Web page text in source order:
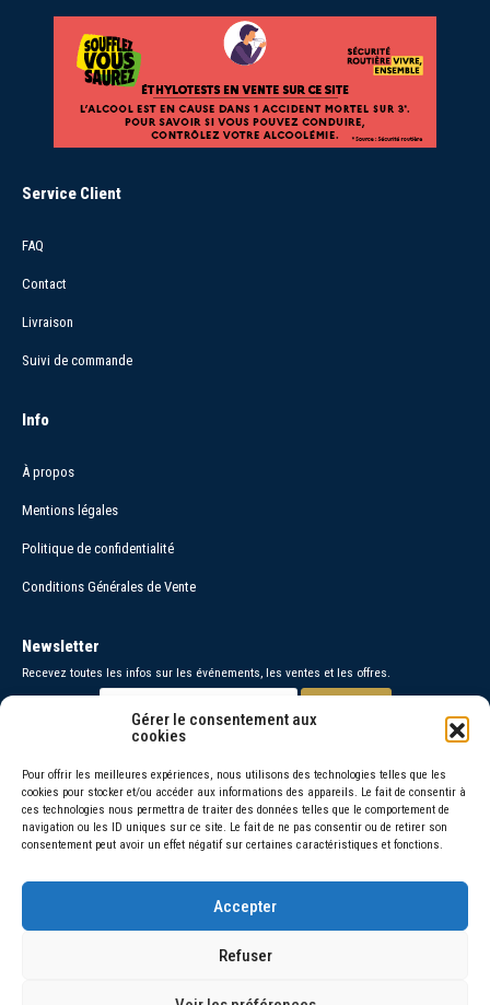
Gérer le consentement aux
cookies
Pour offrir les meilleures expériences, nous utilisons des technologies telles que les
cookies pour stocker et/ou accéder aux informations des appareils. Le fait de consentir à
ces technologies nous permettra de traiter des données telles que le comportement de
navigation ou les ID uniques sur ce site. Le fait de ne pas consentir ou de retirer son
consentement peut avoir un effet négatif sur certaines caractéristiques et fonctions.
Accepter
Refuser
Service Client
FAQ
Contact
Livraison
Suivi de commande
Info
À propos
Mentions légales
Politique de confidentialité
Conditions Générales de Vente
Newsletter
Recevez toutes les infos sur les événements, les ventes et les offres.
Contact
06 30 26 95 48 =
06 66 46 72 92 =
© 2026 Amorivini
d’alcool est dangereux pour la santé, sachez consommer avec